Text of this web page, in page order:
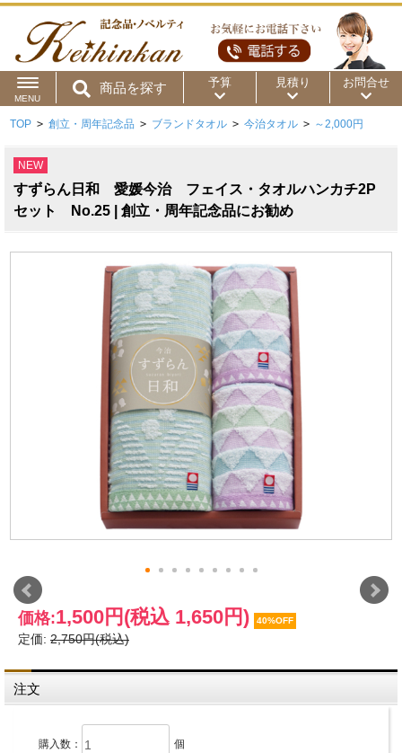
MENU
商品を探す 予算
用途から
商品カテゴリ
価格帯から
～50円 ～100円 ～200円
～300円 ～500円
～15,000円 ～20,000円
～50,000円 50,001円～
見積り お問合せ
TOP > 創立・周年記念品 > ブランドタオル > 今治タオル > ～2,000円
NEW
すずらん日和 愛媛今治 フェイス・タオルハンカチ2P
セット No.25 | 創立・周年記念品にお勧め
価格:1,500円 (税込 1,650円) 40%OFF
定価: 2,750円(税込)
注文
購入数： 個